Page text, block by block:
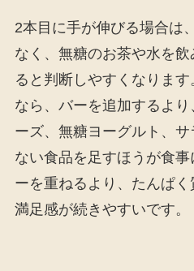
2本目に手が伸びる場合は
なく、無糖のお茶や水を
ると判断しやすくなりま
なら、バーを追加するよ
ーズ、無糖ヨーグルト、サ
ない食品を足すほうが食
ーを重ねるより、たんぱ
満足感が続きやすいです。